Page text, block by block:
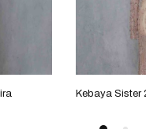
Kebaya Sister